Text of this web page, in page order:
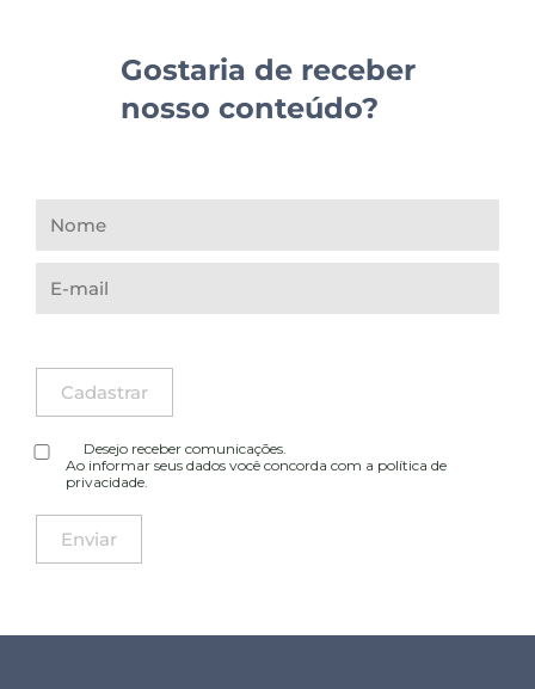
Gostaria de receber
nosso conteúdo?
Desejo receber comunicações.
Ao informar seus dados você concorda com a política de
privacidade